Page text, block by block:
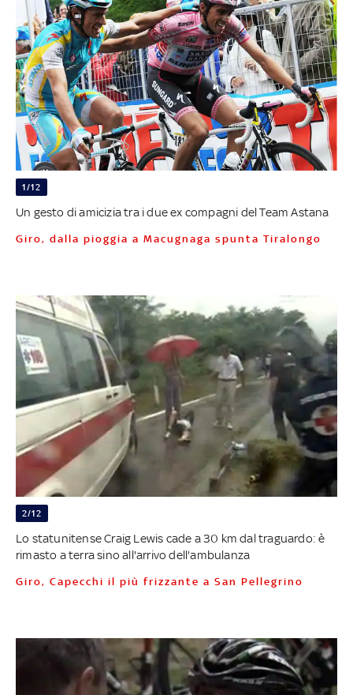
1/12
Un gesto di amicizia tra i due ex compagni del Team Astana
Giro, dalla pioggia a Macugnaga spunta Tiralongo
2/12
Lo statunitense Craig Lewis cade a 30 km dal traguardo: è
rimasto a terra sino all'arrivo dell'ambulanza
Giro, Capecchi il più frizzante a San Pellegrino